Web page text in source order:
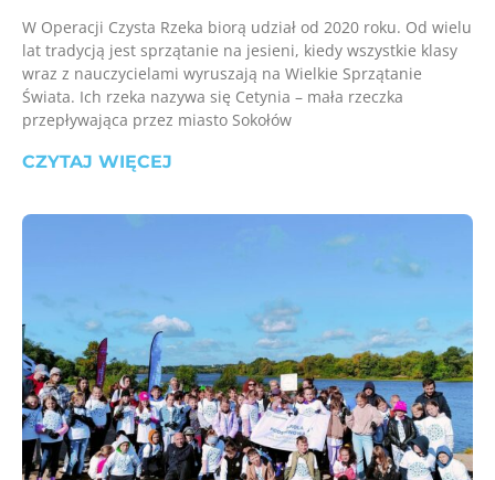
W Operacji Czysta Rzeka biorą udział od 2020 roku. Od wielu
lat tradycją jest sprzątanie na jesieni, kiedy wszystkie klasy
wraz z nauczycielami wyruszają na Wielkie Sprzątanie
Świata. Ich rzeka nazywa się Cetynia – mała rzeczka
przepływająca przez miasto Sokołów
CZYTAJ WIĘCEJ